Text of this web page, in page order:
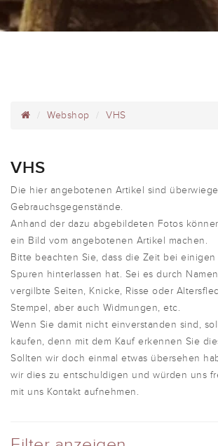
Webshop VHS
VHS
Die hier angebotenen Artikel sind
Gebrauchsgegenstände.
Anhand der dazu abgebildeten Fotos
ein Bild vom angebotenen Artikel machen.
Bitte beachten Sie, dass die Zeit bei einigen
Spuren hinterlassen hat. Sei es durch
vergilbte Seiten, Knicke, Risse oder
Stempel, aber auch Widmungen, etc.
Wenn Sie damit nicht einverstanden sind,
kaufen, denn mit dem Kauf erkennen Sie
Sollten wir doch einmal etwas übersehen
wir dies zu entschuldigen und würden uns
mit uns Kontakt aufnehmen.